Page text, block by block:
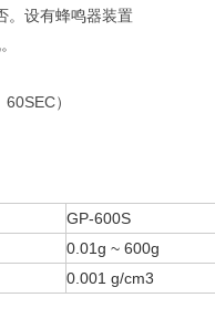
。设有蜂鸣器装置
）
GP-600S
0.01g ~ 600g
0.001 g/cm3